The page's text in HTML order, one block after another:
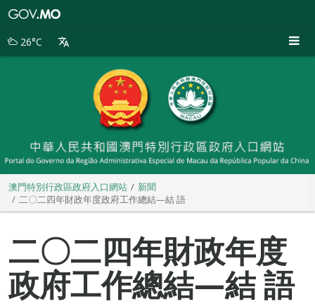
別
26°C
澳門特別行政區政府入口網站
新聞
二〇二四年財政年度政府工作總結—結 語
二〇二四年財政年度
政府工作總結—結 語